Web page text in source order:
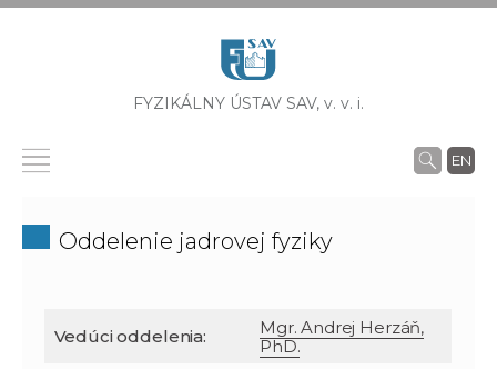
FYZIKÁLNY ÚSTAV SAV, v. v. i.
EN
Oddelenie jadrovej fyziky
Vedúci oddelenia:
Mgr. Andrej Herzáň,
PhD.